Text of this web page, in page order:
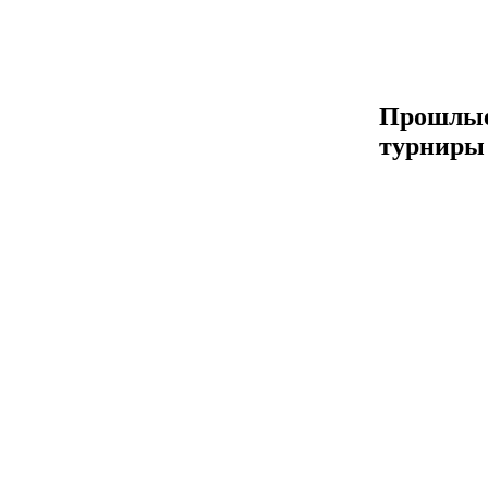
турниры